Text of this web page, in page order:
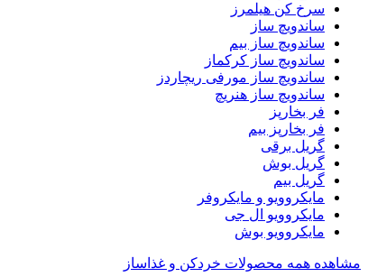
سرخ کن هیلمرز
ساندویچ ساز
ساندویچ ساز بیم
ساندویچ ساز کرکماز
ساندویچ ساز مورفی ریچاردز
ساندویچ ساز هنریچ
فر بخارپز
فر بخارپز بیم
گریل برقی
گریل بوش
گریل بیم
مایکروویو و مایکروفر
مایکروویو ال جی
مایکروویو بوش
مشاهده همه محصولات خردکن و غذاساز